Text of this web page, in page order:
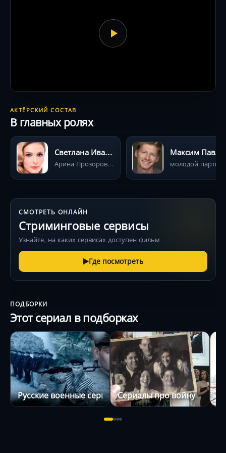
АКТЁРСКИЙ СОСТАВ
В главных ролях
Светлана Иванова
Арина Прозоровская
Максим
молодой
СМОТРЕТЬ ОНЛАЙН
Стриминговые сервисы
Узнайте, на каких сервисах доступен фильм
Где посмотреть
ПОДБОРКИ
Этот сериал в подборках
Русские военные сериалыСериалы про войну